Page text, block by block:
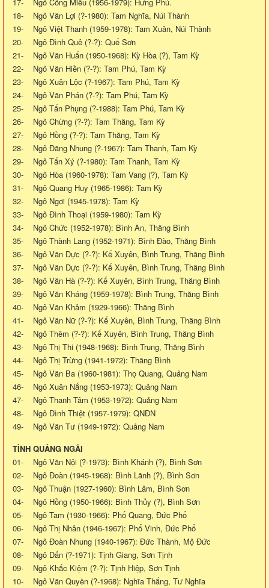
18- Ngô Văn Lợi (?-1980): Tam Nghĩa, Núi Thành
19- Ngô Việt Thanh (1959-1978): Tam Xuân, Núi Thành
20- Ngô Đình Quê (?-?): Quế Sơn
21- Ngô Văn Huấn (1950-1968): Kỳ Hòa (?), Tam Kỳ
22- Ngô Văn Hiền (?-?): Tam Phú, Tam Kỳ
23- Ngô Xuân Lộc (?-1967): Tam Phú, Tam Kỳ
24- Ngô Văn Phán (?-?): Tam Phú, Tam Kỳ
25- Ngô Tấn Phụng (?-1988): Tam Phú, Tam Kỳ
26- Ngô Chừng (?-?): Tam Thăng, Tam Kỳ
27- Ngô Hồng (?-?): Tam Thăng, Tam Kỳ
28- Ngô Đăng Nhung (?-1967): Tam Thanh, Tam Kỳ
29- Ngô Tấn Xý (?-1980): Tam Thanh, Tam Kỳ
30- Ngô Hòa (1960-1978): Tam Vang (?), Tam Kỳ
31- Ngô Quang Huy (1965-1986): Tam Kỳ
32- Ngô Ngơi (1945-1978): Tam Kỳ
33- Ngô Đình Thoại (1959-1980): Tam Kỳ
34- Ngô Chức (1952-1978): Bình An, Thăng Bình
35- Ngô Thành Lang (1952-1971): Bình Đào, Thăng Bình
36- Ngô Văn Dực (?-?): Kế Xuyên, Bình Trung, Thăng Bình
37- Ngô Văn Dực (?-?): Kế Xuyên, Bình Trung, Thăng Bình
38- Ngô Văn Hà (?-?): Kế Xuyên, Bình Trung, Thăng Bình
39- Ngô Văn Kháng (1959-1978): Bình Trung, Thăng Bình
40- Ngô Văn Khâm (1929-1966): Thăng Bình
41- Ngô Văn Nữ (?-?): Kế Xuyên, Bình Trung, Thăng Bình
42- Ngô Thêm (?-?): Kế Xuyên, Bình Trung, Thăng Bình
43- Ngô Thị Thi (1948-1968): Bình Trung, Thăng Bình
44- Ngô Thị Trừng (1941-1972): Thăng Bình
45- Ngô Văn Ba (1960-1981): Thọ Quang, Quảng Nam
46- Ngô Xuân Nắng (1953-1973): Quảng Nam
47- Ngô Thanh Tâm (1953-1972): Quảng Nam
48- Ngô Đình Thiệt (1957-1979): QNĐN
49- Ngô Văn Tư (1949-1972): Quảng Nam
TỈNH QUẢNG NGÃI
01- Ngô Văn Nội (?-1973): Bình Khánh (?), Bình Sơn
02- Ngô Đoàn (1945-1968): Bình Lãnh (?), Bình Sơn
03- Ngô Thuận (1927-1960): Bình Lâm, Bình Sơn
04- Ngô Hồng (1950-1966): Bình Thủy (?), Bình Sơn
05- Ngô Tam (1930-1966): Phổ Quang, Đức Phổ
06- Ngô Thị Nhân (1946-1967): Phổ Vinh, Đức Phổ
07- Ngô Đoàn Nhung (1940-1967): Đức Thành, Mộ Đức
08- Ngô Dấn (?-1971): Tịnh Giang, Sơn Tịnh
09- Ngô Khắc Kiệm (?-?): Tịnh Hiệp, Sơn Tịnh
10- Ngô Văn Quyền (?-1968): Nghĩa Thắng, Tư Nghĩa